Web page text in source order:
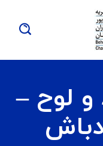
لوح –